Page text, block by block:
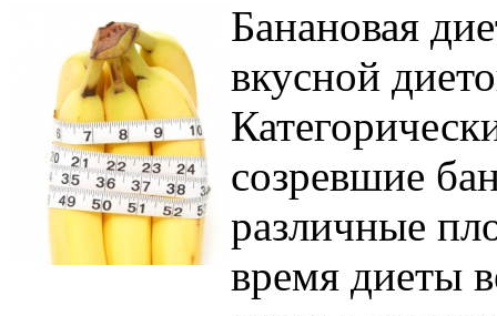
Банановая
вкусной
созревшие
различные
время диеты